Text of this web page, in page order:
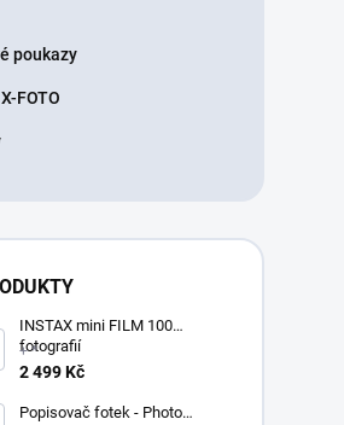
poukazy
FOTO
INSTAX mini FILM 100
fotografií
+ *
2 499 Kč
Popisovač fotek - Photo